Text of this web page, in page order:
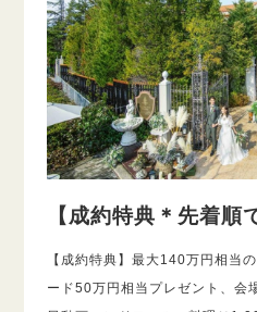
【成約特典＊先着順
【成約特典】最大140万円相当
ード50万円相当プレゼント、会